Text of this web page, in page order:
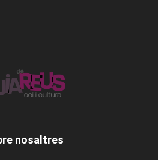
nosaltres